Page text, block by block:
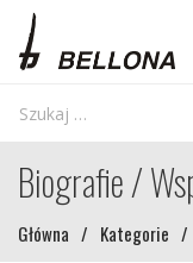
Biografie /
Główna / Kategorie /